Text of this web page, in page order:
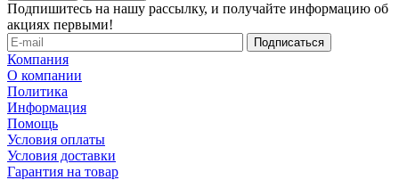
Подпишитесь на нашу рассылку, и получайте информацию об
акциях первыми!
Компания
О компании
Политика
Информация
Помощь
Условия оплаты
Условия доставки
Гарантия на товар